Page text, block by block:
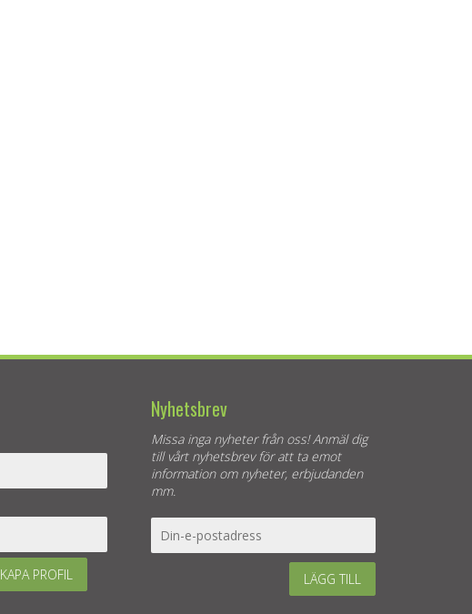
PROFIL
Nyhetsbrev
Missa inga nyheter från oss! Anmäl dig
till vårt nyhetsbrev för att ta emot
information om nyheter, erbjudanden
mm.
LÄGG TILL